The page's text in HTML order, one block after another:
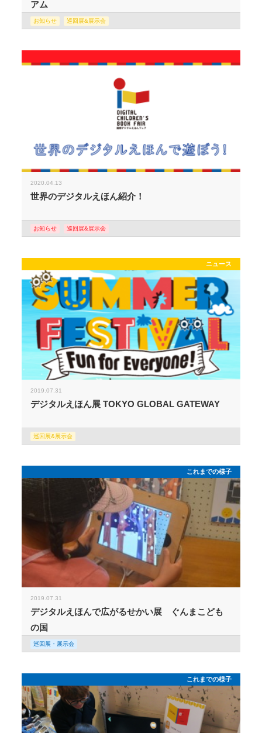
アム
お知らせ 巡回展&展示会
2020.04.13
世界のデジタルえほん紹介！
お知らせ 巡回展&展示会
ニュース
2019.07.31
デジタルえほん展 TOKYO GLOBAL GATEWAY
巡回展&展示会
これまでの様子
2019.07.31
デジタルえほんで広がるせかい展 ぐんまこども
の国
巡回展・展示会
これまでの様子